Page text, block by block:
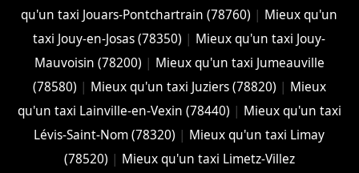
qu'un taxi Jouars-Pontchartrain (78760) | Mieux qu'un
taxi Jouy-en-Josas (78350) | Mieux qu'un taxi Jouy-
Mauvoisin (78200) | Mieux qu'un taxi Jumeauville
(78580) | Mieux qu'un taxi Juziers (78820) | Mieux
qu'un taxi Lainville-en-Vexin (78440) | Mieux qu'un taxi
Lévis-Saint-Nom (78320) | Mieux qu'un taxi Limay
(78520) | Mieux qu'un taxi Limetz-Villez